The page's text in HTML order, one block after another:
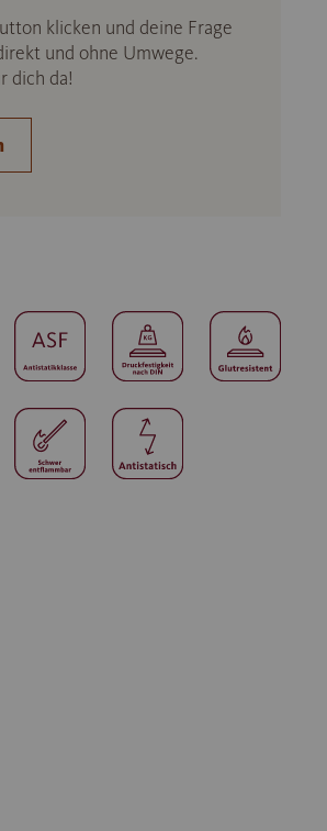
klicken und deine Frage
und ohne Umwege.
dich da!